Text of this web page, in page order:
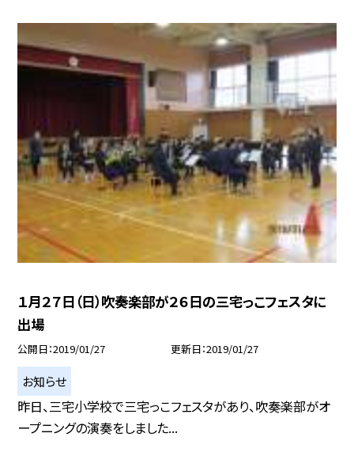
１月２７日（日）吹奏楽部が２６日の三宅っこフェスタに
出場
公開日 2019/01/27 更新日 2019/01/27
お知らせ
昨日、三宅小学校で三宅っこフェスタがあり、吹奏楽部がオ
ープニングの演奏をしました...